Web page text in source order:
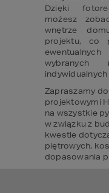
Dzięki
możesz
wnętrze
projektu, co
wybranych
Zapraszamy
projektowymi
na wszystkie
w związku z
kwestie
piętrowych,
dopasowania